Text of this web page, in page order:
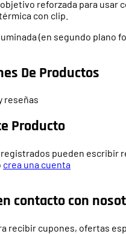
reforzada para usar
con clip.
(en segundo plano
De Productos
reseñas
Producto
pueden escribir
crea una cuenta
contacto con
recibir cupones, ofertas